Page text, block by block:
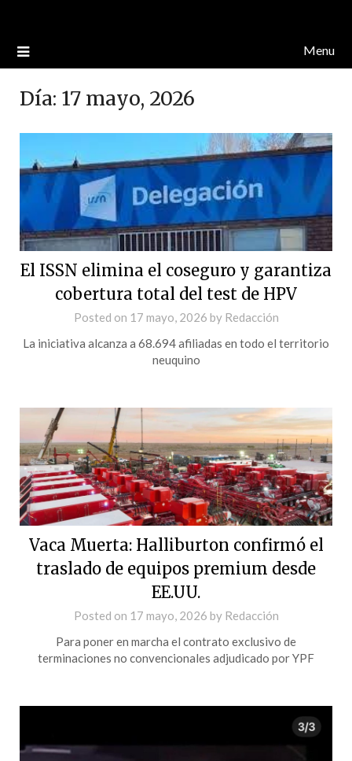
Menu
Día: 17 mayo, 2026
El ISSN elimina el coseguro y garantiza
cobertura total del test de HPV
Posted on 17 mayo, 2026 by Redacción
La iniciativa alcanza a 68.694 afiliadas en todo el territorio
neuquino
Vaca Muerta: Halliburton confirmó el
traslado de equipos premium desde
EE.UU.
Posted on 17 mayo, 2026 by Redacción
Para poner en marcha el contrato exclusivo de
terminaciones no convencionales adjudicado por YPF